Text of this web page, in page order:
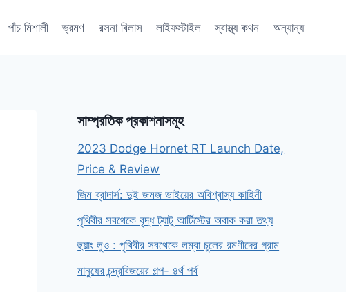
পাঁচ মিশালী ভ্রমণ রসনা বিলাস লাইফস্টাইল স্বাস্থ্য কথন অন্যান্য
সাম্প্রতিক প্রকাশনাসমূহ
2023 Dodge Hornet RT Launch Date,
Price & Review
জিম ব্রাদার্স: দুই জমজ ভাইয়ের অবিশ্বাস্য কাহিনী
পৃথিবীর সবথেকে বৃদ্ধ ট্যাটু আর্টিস্টের অবাক করা তথ্য
হুয়াং লুও : পৃথিবীর সবথেকে লম্বা চুলের রমণীদের গ্রাম
মানুষের চন্দ্রবিজয়ের গল্প- ৪র্থ পর্ব